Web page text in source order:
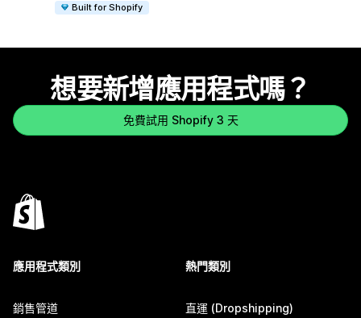
Built for Shopify
想要新增應用程式嗎？
免費試用 Shopify 3 天
應用程式類別
銷售管道
熱門類別
直運 (Dropshipping)